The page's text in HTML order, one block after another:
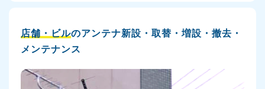
店舗・ビルのアンテナ新設・取替・増設・撤去・
メンテナンス